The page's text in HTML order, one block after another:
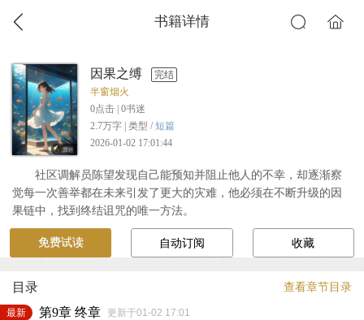
书籍详情
因果之缚
完结
半窗烟火
0点击 | 0书迷
2.7万字 | 类型 / 短篇
2026-01-02 17:01:44
社区调解员陈望发现自己能预知并阻止他人的不幸，却逐渐察
觉每一次善举都在未来引发了更大的灾难，他必须在不断升级的因
果链中，找到终结诅咒的唯一方法。
免费试读 自动订阅 收藏
目录 查看章节目录
最新 第9章 终章 更新于01-02 17:01